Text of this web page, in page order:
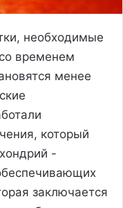
необходимые
временем
менее
который
-
заключается